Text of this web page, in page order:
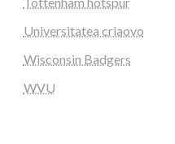
Universitatea criaovo
Wisconsin Badgers
WVU